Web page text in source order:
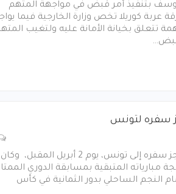
بتنفيذ أمر قبض في مواجهة المتهم
كوريلا تخص وزارة الخارجية فيما
تتعلق بخيانة الأمانة عليه ولتغيب
سفره لتونس
أكمل نادي الهلال إجراءات حجز سفره إلى تونس، يوم 2 أبريل المقبل، وكان
مبارياته المتبقية بمسابقة الدوري
النجم الساحلي بدور الثمانية في كأس